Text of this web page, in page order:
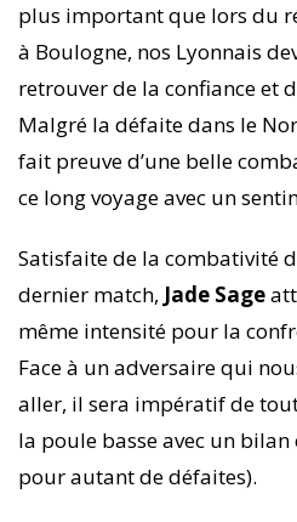
plus important que lors du
à Boulogne, nos Lyonnais
retrouver de la confiance et
Malgré la défaite dans le
fait preuve d’une belle
ce long voyage avec un
Satisfaite de la combativité
dernier match, Jade Sage
même intensité pour la
Face à un adversaire qui
aller, il sera impératif de
la poule basse avec un
pour autant de défaites).